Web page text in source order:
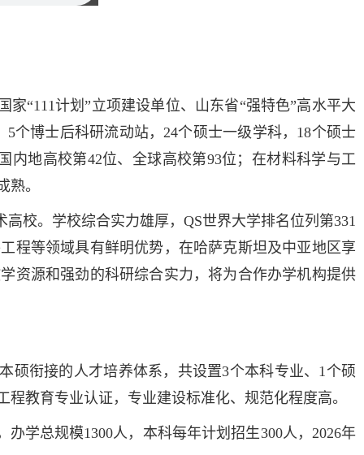
“111计划”立项建设单位、山东省“强特色”高水平大
个博士后科研流动站，24个硕士一级学科，18个硕士
内地高校第42位、全球高校第93位；在材料科学与工
。
校。学校综合实力雄厚，QS世界大学排名位列第331
程等领域具有鲜明优势，在哈萨克斯坦及中亚地区享
资源和强劲的科研综合实力，将为合作办学机构提供
硕衔接的人才培养体系，共设置3个本科专业、1个硕
教育专业认证，专业建设标准化、规范化程度高。
学总规模1300人，本科每年计划招生300人，2026年